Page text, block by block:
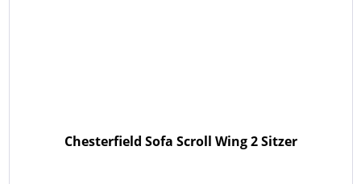
Chesterfield Sofa Scroll Wing 2 Sitzer